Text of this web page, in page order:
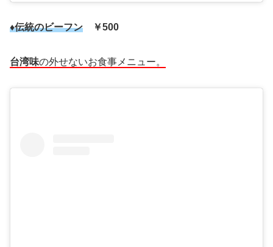
♦伝統のビーフン ￥500
台湾味の外せないお食事メニュー。